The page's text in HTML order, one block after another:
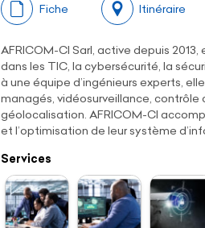
Fiche Itinéraire
AFRICOM-CI Sarl, active depuis
dans les TIC, la cybersécurité, la
à une équipe d’ingénieurs experts,
managés, vidéosurveillance, contrôle
géolocalisation. AFRICOM-CI
et l’optimisation de leur système
Services